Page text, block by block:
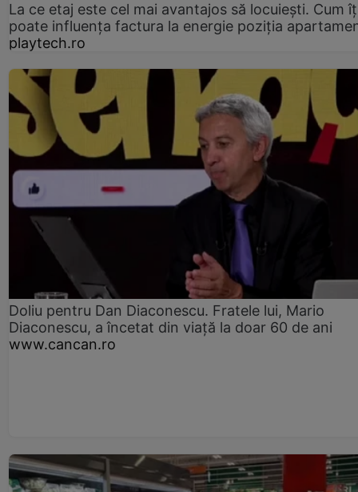
La ce etaj este cel mai avantajos să locuiești. Cum
poate influența factura la energie poziția
playtech.ro
Doliu pentru Dan Diaconescu. Fratele lui, Mario
Diaconescu, a încetat din viață la doar 60 de ani
www.cancan.ro